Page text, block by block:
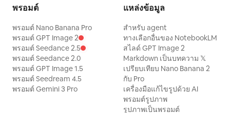
พรอมต์
พรอมต์ Nano Banana Pro
พรอมต์ GPT Image 2
พรอมต์ Seedance 2.5
พรอมต์ Seedance 2.0
พรอมต์ GPT Image 1.5
พรอมต์ Seedream 4.5
พรอมต์ Gemini 3 Pro
แหล่งข้อมูล
สำหรับ agent
ทางเลือกอื่นของ NotebookLM
สไลด์ GPT Image 2
Markdown เป็นบทความ 𝕏
เปรียบเทียบ Nano Banana 2
กับ Pro
เครื่องมือแก้ไขรูปด้วย AI
พรอมต์รูปภาพ
รูปภาพเป็นพรอมต์